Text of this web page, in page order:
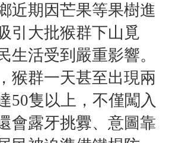
近期因芒果等果樹進
引大批猴群下山覓
生活受到嚴重影響。
猴群一天甚至出現兩
50隻以上，不僅闖入
會露牙挑釁、意圖靠